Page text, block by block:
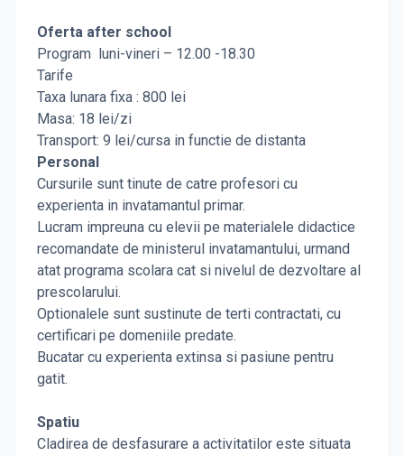
Oferta after school
Program luni-vineri – 12.00 -18.30
Tarife
Taxa lunara fixa : 800 lei
Masa: 18 lei/zi
Transport: 9 lei/cursa in functie de distanta
Personal
Cursurile sunt tinute de catre profesori cu
experienta in invatamantul primar.
Lucram impreuna cu elevii pe materialele didactice
recomandate de ministerul invatamantului, urmand
atat programa scolara cat si nivelul de dezvoltare al
prescolarului.
Optionalele sunt sustinute de terti contractati, cu
certificari pe domeniile predate.
Bucatar cu experienta extinsa si pasiune pentru
gatit.
Spatiu
Cladirea de desfasurare a activitatilor este situata